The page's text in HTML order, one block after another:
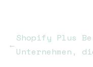
←
Shopify Plus
Unternehmen,